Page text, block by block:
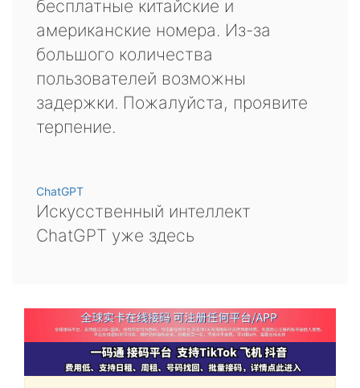
бесплатные китайские и
американские номера. Из-за
большого количества
пользователей возможны
задержки. Пожалуйста, проявите
терпение.
ChatGPT
Искусственный интеллект
ChatGPT уже здесь